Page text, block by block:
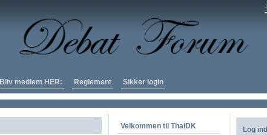
Bliv medlem HER: Reglement Sikker login
Velkommen til ThaiDK Log ind